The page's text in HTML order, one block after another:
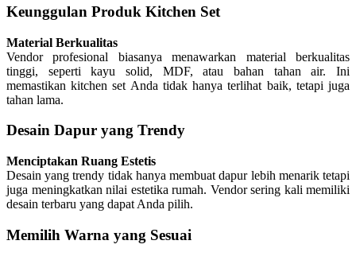
Keunggulan Produk Kitchen Set
Material Berkualitas
Vendor profesional biasanya menawarkan material berkualitas
tinggi, seperti kayu solid, MDF, atau bahan tahan air. Ini
memastikan kitchen set Anda tidak hanya terlihat baik, tetapi juga
tahan lama.
Desain Dapur yang Trendy
Menciptakan Ruang Estetis
Desain yang trendy tidak hanya membuat dapur lebih menarik tetapi
juga meningkatkan nilai estetika rumah. Vendor sering kali memiliki
desain terbaru yang dapat Anda pilih.
Memilih Warna yang Sesuai